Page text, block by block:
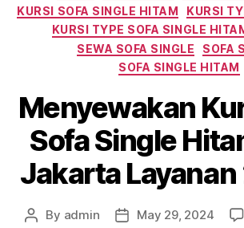
KURSI SOFA SINGLE HITAM
KURSI
KURSI TYPE SOFA SINGLE
SEWA SOFA SINGLE
SOFA
SOFA SINGLE HITAM
Menyewakan
Sofa Single
Jakarta Layanan
Post
By admin
PostMay 29, 2024